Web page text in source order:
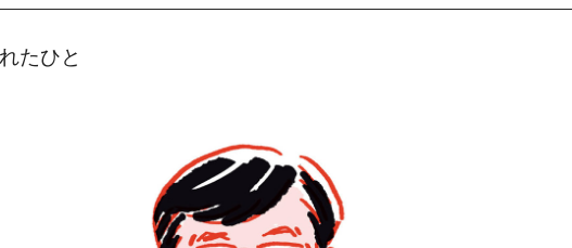
たひと